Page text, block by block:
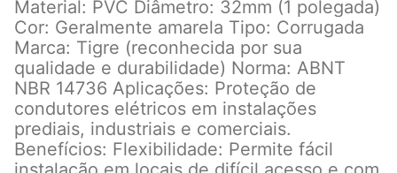
Material: PVC Diâmetro: 32mm (1 polegada)
Cor: Geralmente amarela Tipo: Corrugada
Marca: Tigre (reconhecida por sua
qualidade e durabilidade) Norma: ABNT
NBR 14736 Aplicações: Proteção de
condutores elétricos em instalações
prediais, industriais e comerciais.
Benefícios: Flexibilidade: Permite fácil